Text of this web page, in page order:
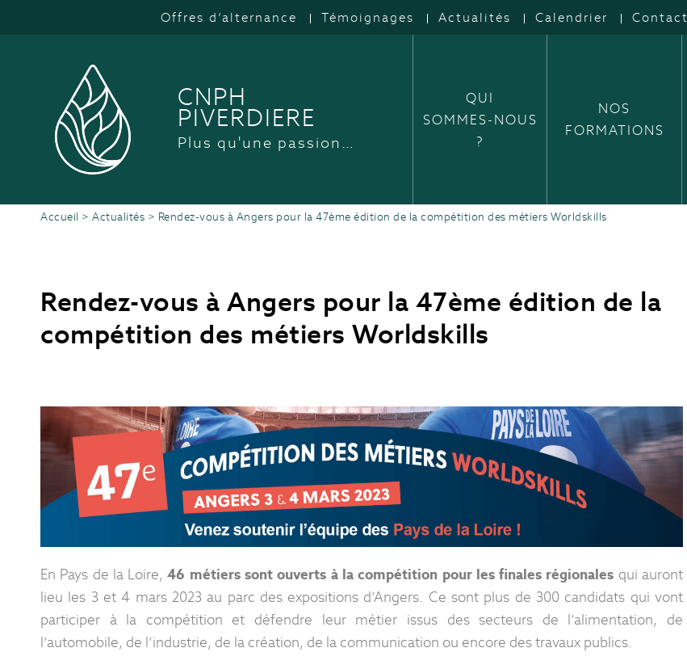
Offres d’alternance Témoignages Actualités Calendrier Contact
CNPH
PIVERDIERE
Plus qu'une passion…
QUI
SOMMES-NOUS
?
NOS
FORMATIONS
Accueil > Actualités > Rendez-vous à Angers pour la 47ème édition de la compétition des métiers Worldskills
Rendez-vous à Angers pour la 47ème édition de la
compétition des métiers Worldskills
En Pays de la Loire,46 métiers sont ouverts à la compétition pour les finales régionales qui auront
lieu les 3 et 4 mars 2023 au parc des expositions d’Angers. Ce sont plus de 300 candidats qui vont
participer à la compétition et défendre leur métier issus des secteurs de l’alimentation, de
l’automobile, de l’industrie, de la création, de la communication ou encore des travaux publics.